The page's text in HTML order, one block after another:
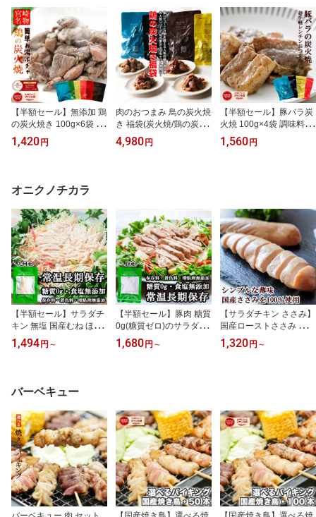
【半額セール】無添加 鶏
の炭火焼き 100g×6袋 国
産鶏肉100％ 自社製造 宮
崎名物 塩味 個包装 レト
ストック 送料無料 高評
価★4.5 レビュー5900件
超 晩酌 家飲み 時短おか
ず お弁当 食料 食べ物 食
品 九州グルメ 定番人気
1,420 円
肉のおつまみ 鳥の炭火焼
き 福袋(炭火焼/鶏の炭火
焼き/焼鳥/炭火焼き鳥/む
ねもも炭火焼)100g×20
4,980 円
【半額セール】豚バラ炭
火焼 100g×4袋 調味料(ア
ミノ酸)・香料・保存料不
使用 加熱加圧殺菌 完全
レビュー500件超大容量
ストック
1,560 円
オニクノチカラ
【半額セール】サラダチ
キン 無塩 国産むね ほぐ
し鶏 料理素材 常温保存2
年 個包装 高たんぱく 糖
当 作り置き 時短おかず
サラダ スープ 煮込み 保
存食 備蓄食品 ローリン
グストック ストック食材
下ごしらえ不要 そのまま
1,494 円 ～
【半額セール】豚肉 糖質
0g(糖質ゼロ)のサラダポ
ーク 100g 無添加 常温 ま
とめ買い 非常食 国産豚
水煮 保存食 セット 防災
グッズ 食物 送料無料 サ
ラダチキン ホワイトデー
1,680 円 ～
【サラダチキン ささみ】
国産ローストささみ 個包
装 たんぱく質補給 おか
ず 蒸し鶏 常温で長期保
ィメイク ダイエット 向
き 単身赴任の差し入れ/
まとめ買い/ポイント消化
にも
1,320 円 ～
バーベキュー